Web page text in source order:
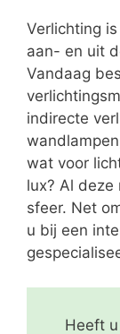
Verlichting
aan- en uit
Vandaag
indirecte
wat voor
lux? Al deze
sfeer. Net
u bij een
Heeft